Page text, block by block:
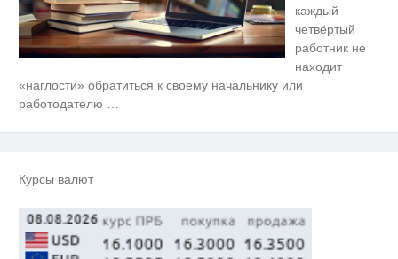
каждый
четвёртый
работник не
находит
«наглости» обратиться к своему начальнику или
работодателю
Курсы валют
без слов! Пересмотрела 10 раз
i
Ржу не переставая, это видео